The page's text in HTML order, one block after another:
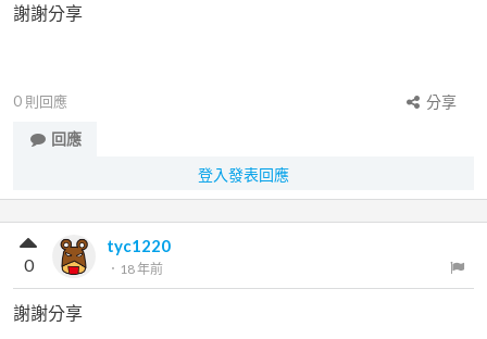
謝謝分享
0 則回應
分享
回應
登入發表回應
tyc1220
． 18 年前
0
謝謝分享